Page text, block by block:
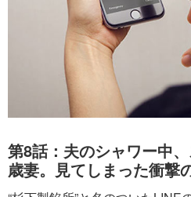
第8話：夫のシャワー中
歳妻。見てしまった衝